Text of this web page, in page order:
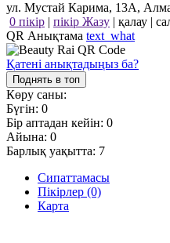
ул. Мустай Карима, 13А,
0 пікір | пікір Жазу | қалау |
QR Анықтама text_what
Қатені анықтадыңыз ба?
Поднять в топ
Көру саны:
Бүгін: 0
Бір аптадан кейін: 0
Айына: 0
Барлық уақытта: 7
Сипаттамасы
Пікірлер (0)
Карта